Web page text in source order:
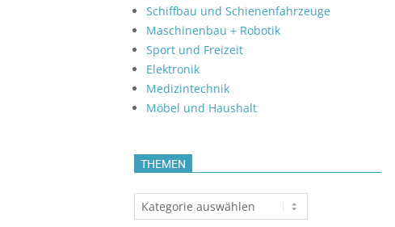
Schiffbau und Schienenfahrzeuge
Maschinenbau + Robotik
Sport und Freizeit
Elektronik
Medizintechnik
Möbel und Haushalt
THEMEN
Themen